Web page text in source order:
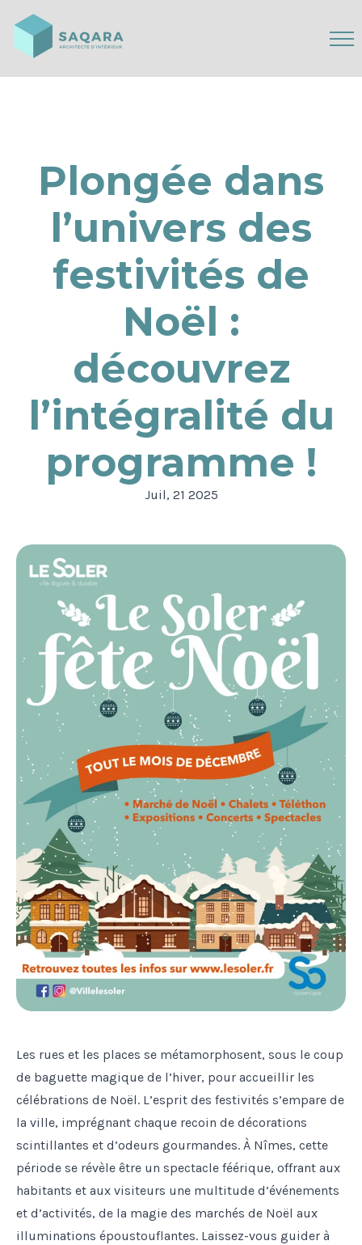
Plongée dans
l’univers des
festivités de
Noël :
découvrez
l’intégralité du
programme !
Juil, 21 2025
Les rues et les places se métamorphosent, sous le coup
de baguette magique de l’hiver, pour accueillir les
célébrations de Noël. L’esprit des festivités s’empare de
la ville, imprégnant chaque recoin de décorations
scintillantes et d’odeurs gourmandes. À Nîmes, cette
période se révèle être un spectacle féérique, offrant aux
habitants et aux visiteurs une multitude d’événements
et d’activités, de la magie des marchés de Noël aux
illuminations époustouflantes. Laissez-vous guider à